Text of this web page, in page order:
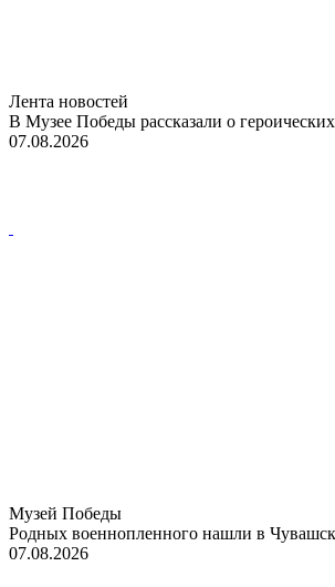
Лента новостей
В Музее Победы рассказали о
07.08.2026
Музей Победы
Родных военнопленного нашли в
07.08.2026